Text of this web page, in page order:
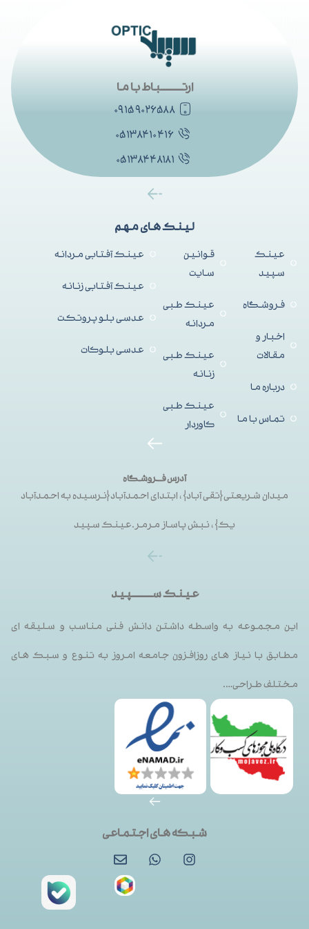
لینک های مهم
عینک
سپید
فروشگاه
اخبار و
مقالات
درباره ما
تماس با ما
قوانین
سایت
عینک طبی
مردانه
عینک طبی
زنانه
عینک طبی
کاوردار
عینک آفتابی مردانه
عینک آفتابی زنانه
عدسی بلو پروتکت
عدسی بلوکات
آدرس فــروشگاه
میدان شریعتی{تقی آباد}، ابتدای احمدآباد{نرسیده به احمدآباد
یک}، نبش پاساز مرمر.عینک سپید
ارتــــــــــباط با ما
۰۹۱۵۹۰۲۶۵۸۸
۰۵۱۳۸۴۱۰۴۱۶
۰۵۱۳۸۴۴۸۱۸۱
عینک ســـــــــپید
این مجموعه به واسطه داشتن دانش فنی مناسب و سلیقه ای
مطابق با نیاز های روزافزون جامعه امروز به تنوع و سبک های
مختلف طراحی….
شبکه های اجتماعی